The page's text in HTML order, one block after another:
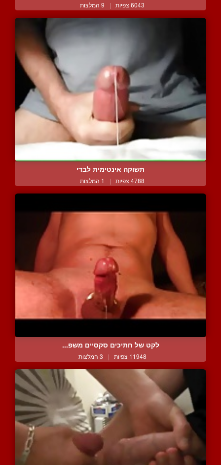
6043 צפיות | 9 המלצות
תשוקה אינטימית לבדי
4788 צפיות | 1 המלצות
לקט של חתיכים סקסיים משפ...
11948 צפיות | 3 המלצות